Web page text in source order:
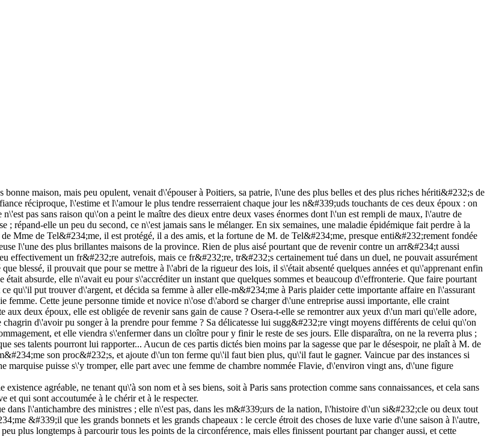
maison, mais peu opulent, venait d\'épouser à Poitiers, sa patrie, l\'une des plus belles et des plus riches hériti&#232;s de
réciproque, l\'estime et l\'amour le plus tendre resserraient chaque jour les n&#339;uds touchants de ces deux époux : on
pas sans raison qu\'on a peint le maître des dieux entre deux vases énormes dont l\'un est rempli de maux, l\'autre de
répand-elle un peu du second, ce n\'est jamais sans le mélanger. En six semaines, une maladie épidémique fait perdre à la
Mme de Tel&#234;me, il est protégé, il a des amis, et la fortune de M. de Tel&#234;me, presque enti&#232;rement fondée
l\'une des plus brillantes maisons de la province. Rien de plus aisé pourtant que de revenir contre un arr&#234;t aussi
effectivement un fr&#232;re autrefois, mais ce fr&#232;re, tr&#232;s certainement tué dans un duel, ne pouvait assurément
blessé, il prouvait que pour se mettre à l\'abri de la rigueur des lois, il s\'était absenté quelques années et qu\'apprenant enfin
absurde, elle n\'avait eu pour s\'accréditer un instant que quelques sommes et beaucoup d\'effronterie. Que faire pourtant
qu\'il put trouver d\'argent, et décida sa femme à aller elle-m&#234;me à Paris plaider cette importante affaire en l\'assurant
Cette jeune personne timide et novice n\'ose d\'abord se charger d\'une entreprise aussi importante, elle craint
deux époux, elle est obligée de revenir sans gain de cause ? Osera-t-elle se remontrer aux yeux d\'un mari qu\'elle adore,
d\'avoir pu songer à la prendre pour femme ? Sa délicatesse lui sugg&#232;re vingt moyens différents de celui qu\'on
et elle viendra s\'enfermer dans un cloître pour y finir le reste de ses jours. Elle disparaîtra, on ne la reverra plus ;
ses talents pourront lui rapporter... Aucun de ces partis dictés bien moins par la sagesse que par le désespoir, ne plaît à M. de
son proc&#232;s, et ajoute d\'un ton ferme qu\'il faut bien plus, qu\'il faut le gagner. Vaincue par des instances si
puisse s\'y tromper, elle part avec une femme de chambre nommée Flavie, d\'environ vingt ans, d\'une figure
agréable, ne tenant qu\'à son nom et à ses biens, soit à Paris sans protection comme sans connaissances, et cela sans
et qui sont accoutumée à le chérir et à le respecter.
l\'antichambre des ministres ; elle n\'est pas, dans les m&#339;urs de la nation, l\'histoire d\'un si&#232;cle ou deux tout
&#339;il que les grands bonnets et les grands chapeaux : le cercle étroit des choses de luxe varie d\'une saison à l\'autre,
plus longtemps à parcourir tous les points de la circonférence, mais elles finissent pourtant par changer aussi, et cette